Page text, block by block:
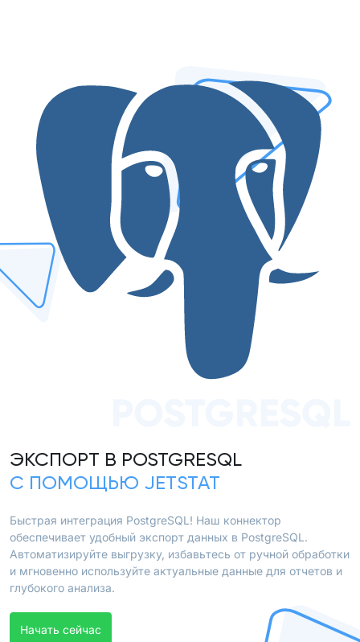
ЭКСПОРТ В POSTGRESQL
С ПОМОЩЬЮ JETSTAT
Быстрая интеграция PostgreSQL! Наш коннектор
обеспечивает удобный экспорт данных в PostgreSQL.
Автоматизируйте выгрузку, избавьтесь от ручной обработки
и мгновенно используйте актуальные данные для отчетов и
глубокого анализа.
Начать сейчас